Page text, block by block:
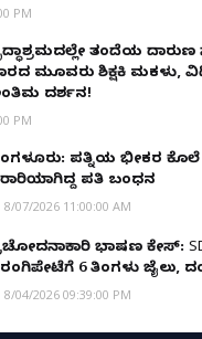
PM
ತಂದೆಯ
ಮೂವರು ಶಿಕ್ಷಕಿ ಮಕಳು,
ದರ್ಶನ!
PM
ಪತ್ನಿಯ ಭೀಕರ ಕೊಲೆ
ಪತಿ ಬಂಧನ
8/07/2026 11:00:00 AM
ಭಾಷಣ ಕೇಸ್:
6 ತಿಂಗಳು ಜೈಲು,
8/04/2026 09:39:00 PM